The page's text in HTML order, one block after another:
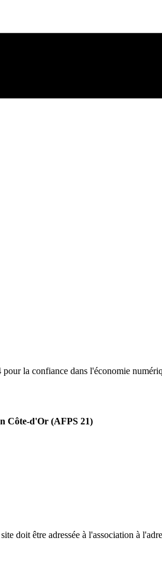
la confiance dans l'économie
Côte-d'Or (AFPS 21)
doit être adressée à l'association à